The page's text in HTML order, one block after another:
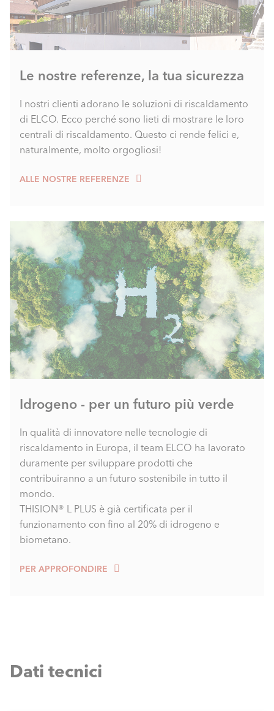
Le nostre referenze, la tua sicurezza
I nostri clienti adorano le soluzioni di riscaldamento
di ELCO. Ecco perché sono lieti di mostrare le loro
centrali di riscaldamento. Questo ci rende felici e,
naturalmente, molto orgogliosi!
ALLE NOSTRE REFERENZE
Idrogeno - per un futuro più verde
In qualità di innovatore nelle tecnologie di
riscaldamento in Europa, il team ELCO ha lavorato
duramente per sviluppare prodotti che
contribuiranno a un futuro sostenibile in tutto il
mondo.
THISION® L PLUS è già certificata per il
funzionamento con fino al 20% di idrogeno e
biometano.
PER APPROFONDIRE
Dati tecnici